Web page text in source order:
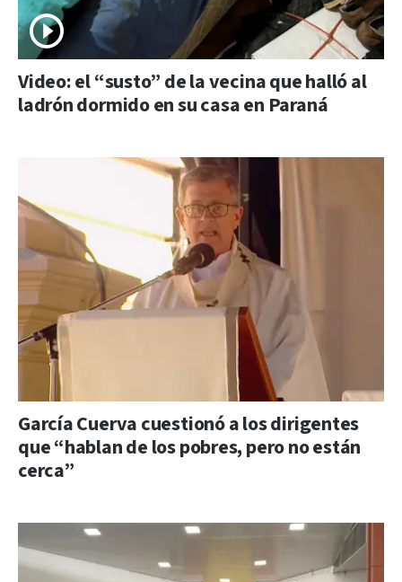
Video: el “susto” de la vecina que halló al
ladrón dormido en su casa en Paraná
García Cuerva cuestionó a los dirigentes
que “hablan de los pobres, pero no están
cerca”